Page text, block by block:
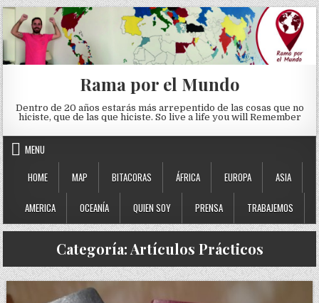
Skip to content
Rama por el Mundo
Dentro de 20 años estarás más arrepentido de las cosas que no
hiciste, que de las que hiciste. So live a life you will Remember
MENU
HOME
MAP BITACORAS ÁFRICA EUROPA ASIA
AMERICA OCEANÍA QUIEN SOY PRENSA TRABAJEMOS
Categoría:Artículos Prácticos